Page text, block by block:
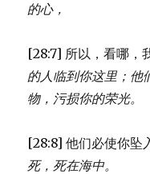
的心，
[28:7] 所以，看哪，
的人临到你这里； 他
物， 污损你的荣光。
[28:8] 他们必使你坠
死，死在海中。